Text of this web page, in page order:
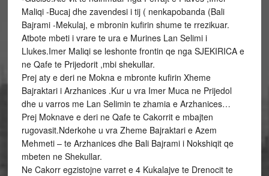
Maliqi -Bucaj dhe zavendesi i tij ( nenkapobanda (Bali
Bajrami -Mekulaj, e mbronin kufirin shume te rrezikuar.
Atbote mbeti i vrare te ura e Murines Lan Selimi i
Llukes.Imer Maliqi se leshonte frontin qe nga SJEKIRICA e
ne Qafe te Prijedorit ,mbi shekullar.
Prej aty e deri ne Mokna e mbronte kufirin Xheme
Bajraktari i Arzhanices .Kur u vra Imer Muca ne Prijedol
dhe u varros me Lan Selimin te zhamia e Arzhanices…
Prej Moknave e deri ne Qafe te Cakorrit e mbajten
rugovasit.Nderkohe u vra Zheme Bajraktari e Azem
Mehmeti – te Arzhanices dhe Bali Bajrami i Nokshiqit qe
mbeten ne Shekullar.
Ne Cakorr egzistojne varret e 4 Kukalajve te Drenocit te